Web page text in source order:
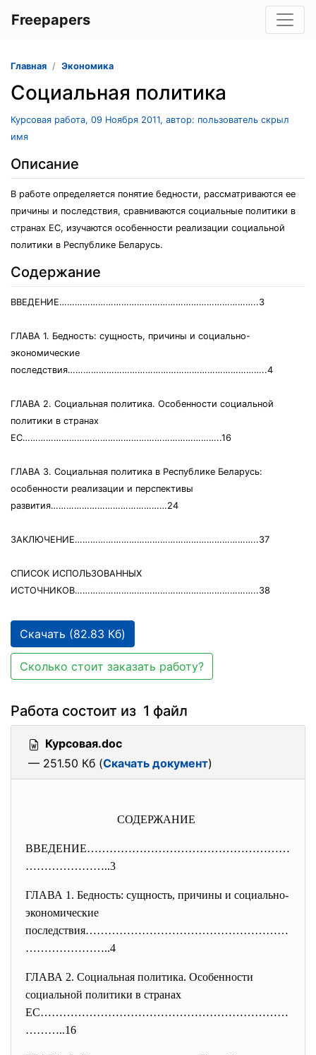
Freepapers
Главная Экономика
Социальная политика
Курсовая работа, 09 Ноября 2011, автор: пользователь скрыл
имя
Описание
В работе определяется понятие бедности, рассматриваются ее
причины и последствия, сравниваются социальные политики в
странах ЕС, изучаются особенности реализации социальной
политики в Республике Беларусь.
Содержание
ВВЕДЕНИЕ…………………………………………………………………..3
ГЛАВА 1. Бедность: сущность, причины и социально-
экономические
последствия…………………………………………………………………..4
ГЛАВА 2. Социальная политика. Особенности социальной
политики в странах
ЕС…………………………………………………………………..16
ГЛАВА 3. Социальная политика в Республике Беларусь:
особенности реализации и перспективы
развития………………………………………24
ЗАКЛЮЧЕНИЕ……………………………………………………………..37
СПИСОК ИСПОЛЬЗОВАННЫХ
ИСТОЧНИКОВ……………………………………………………………..38
Скачать (82.83 Кб)
Сколько стоит заказать работу?
Работа состоит из 1 файл
Курсовая.doc
— 251.50 Кб (Скачать документ)
СОДЕРЖАНИЕ
ВВЕДЕНИЕ………………………………………………
…………………..3
ГЛАВА 1. Бедность: сущность, причины и социально-
экономические
последствия………………………………………………
…………………..4
ГЛАВА 2. Социальная политика. Особенности
социальной политики в странах
ЕС…………………………………………………………
………..16